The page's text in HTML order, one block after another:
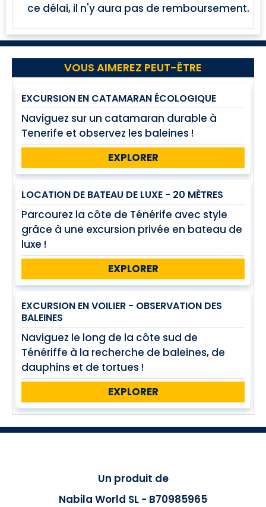
ce délai, il n'y aura pas de remboursement.
VOUS AIMEREZ PEUT-ÊTRE
EXCURSION EN CATAMARAN ÉCOLOGIQUE
Naviguez sur un catamaran durable à
Tenerife et observez les baleines !
EXPLORER
LOCATION DE BATEAU DE LUXE - 20 MÈTRES
Parcourez la côte de Ténérife avec style
grâce à une excursion privée en bateau de
luxe !
EXPLORER
EXCURSION EN VOILIER - OBSERVATION DES
BALEINES
Naviguez le long de la côte sud de
Ténériffe à la recherche de baleines, de
dauphins et de tortues !
EXPLORER
Un produit de
Nabila World SL - B70985965